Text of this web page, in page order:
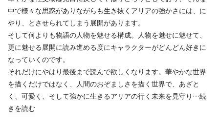
中で様々な思惑がありながらも生き抜くアリアの強かさには、に
やり、とさせられてしまう展開があります。
そして何よりも物語の人物を魅せる構成。人物を魅せに魅せて、
更に魅せる展開に読み進める度にキャラクターがどんどん好きに
なっていくのです。
それだけにやはり最後まで読んで欲しくなります。華やかな世界
を描くだけではなく、人間のおぞましさを描く世界で、あざと
く、可愛く、そして強かに生きるアリアの行く未来を見守り…続
きを読む